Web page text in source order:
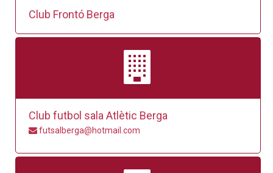
Club Frontó Berga
Club futbol sala Atlètic Berga
futsalberga@hotmail.com